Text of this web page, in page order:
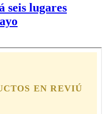
seis lugares